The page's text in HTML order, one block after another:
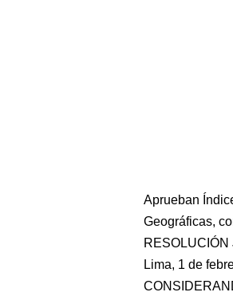
Aprueban
Geográficas,
RESOLUCIÓN
Lima, 1 de